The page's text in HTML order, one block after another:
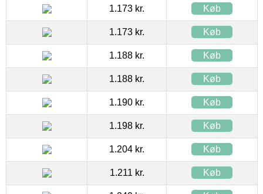
1.173 kr. Køb
1.173 kr. Køb
1.188 kr. Køb
1.188 kr. Køb
1.190 kr. Køb
1.198 kr. Køb
1.204 kr. Køb
1.211 kr. Køb